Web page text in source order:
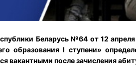
Беларусь №64 от 12
образования I ступени»
вакантными после зачисления